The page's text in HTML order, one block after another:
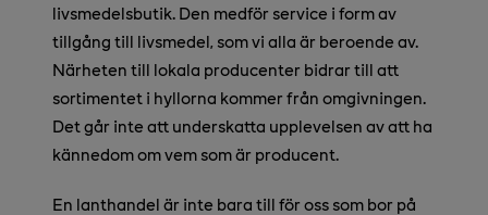
livsmedelsbutik. Den medför service i form av
tillgång till livsmedel, som vi alla är beroende av.
Närheten till lokala producenter bidrar till att
sortimentet i hyllorna kommer från omgivningen.
Det går inte att underskatta upplevelsen av att ha
kännedom om vem som är producent.
En lanthandel är inte bara till för oss som bor på